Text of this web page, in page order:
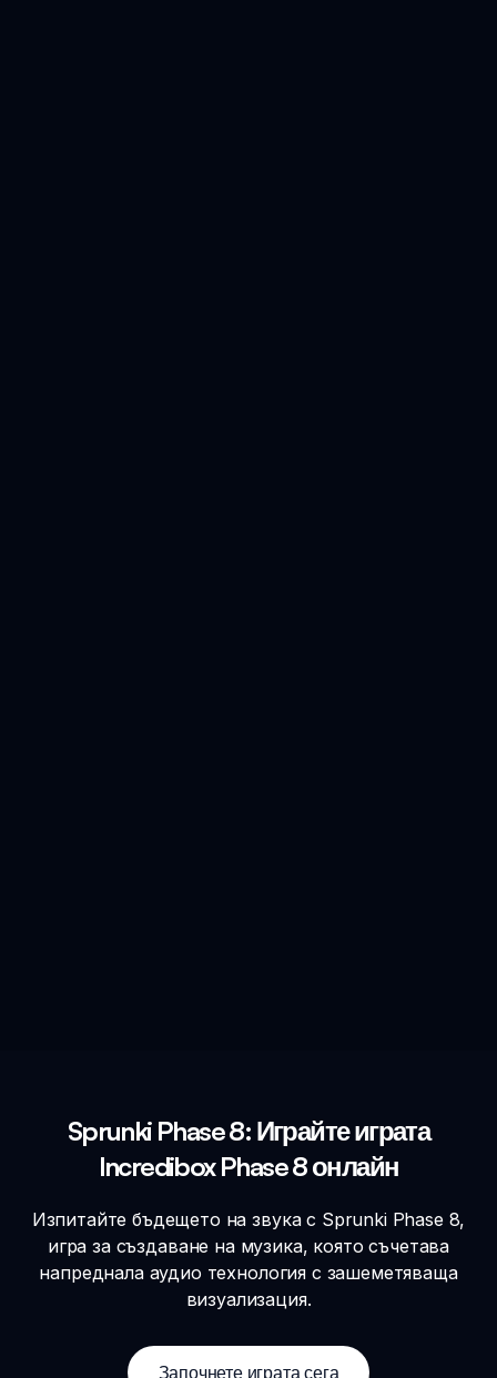
Sprunki Phase 8: Играйте играта
Incredibox Phase 8 онлайн
Изпитайте бъдещето на звука с Sprunki Phase 8,
игра за създаване на музика, която съчетава
напреднала аудио технология с зашеметяваща
визуализация.
Започнете играта сега